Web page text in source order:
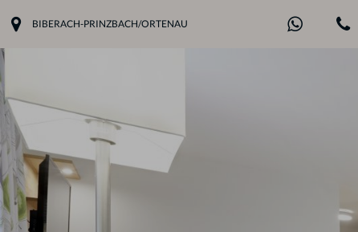
BIBERACH-PRINZBACH/ORTENAU